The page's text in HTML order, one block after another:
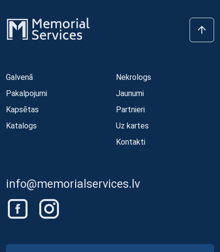
Galvenā
Pakalpojumi
Kapsētas
Katalogs
Nekrologs
Jaunumi
Partnieri
Uz kartes
Kontakti
info@memorialservices.lv